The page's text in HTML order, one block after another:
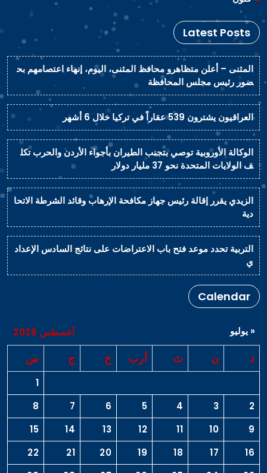
Latest Posts
المثنى – أعلن متظاهرو محافظ المثنى، اليوم، إنهاء اعتصامهم بح
ضور رئيس مجلس المحافظة
العراقيون يشترون 539 عقاراً في تركيا خلال 6 أشهر
الوكالة الأوروبية توصي بتجنب الطيران بأجواء الأردن والحرب تكل
ف الولايات المتحدة نحو 37 مليار دولار
الزيدي يقرر إقالة رئيس جهاز مكافحة الإرهاب وقائد الشرطة الاتحا
دية
التربية تحدد موعد فتح باب الاعتراضات على نتائج السادس الإعداد
ي
Calendar
أغسطس 2026
د ن ث أرب خ ج س
1
2
3
4
5
6
7
8
9
10
11
12
13
14
15
16
17
18
19
20
21
22
« يوليو